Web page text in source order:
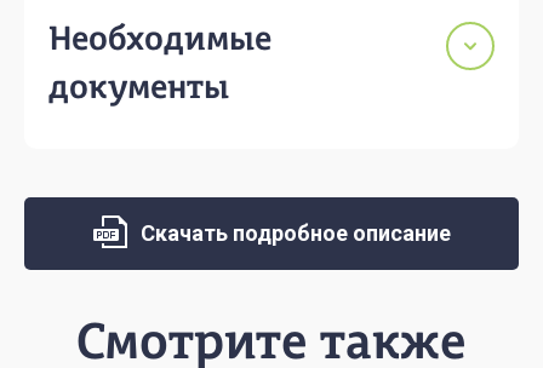
Необходимые
документы
Скачать подробное описание
Смотрите также